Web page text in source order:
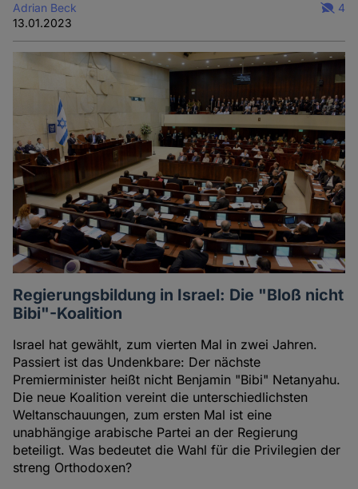
Adrian Beck
13.01.2023
4
Regierungsbildung in Israel: Die "Bloß nicht
Bibi"-Koalition
Israel hat gewählt, zum vierten Mal in zwei Jahren.
Passiert ist das Undenkbare: Der nächste
Premierminister heißt nicht Benjamin "Bibi" Netanyahu.
Die neue Koalition vereint die unterschiedlichsten
Weltanschauungen, zum ersten Mal ist eine
unabhängige arabische Partei an der Regierung
beteiligt. Was bedeutet die Wahl für die Privilegien der
streng Orthodoxen?